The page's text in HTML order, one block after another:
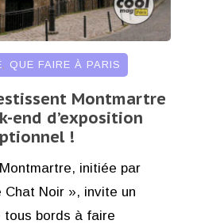
QUE FAIRE À PARIS
Montmartre
end d’exposition
!
initiée par
Chat Noir », invite un
tous bords à faire